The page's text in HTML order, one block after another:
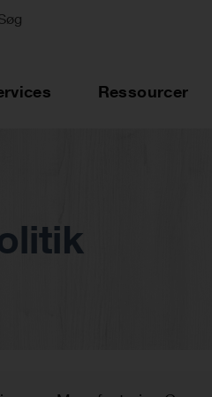
Ressourcer